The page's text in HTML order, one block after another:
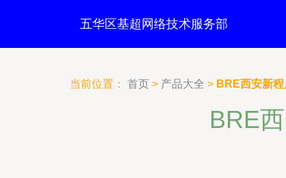
五华区基超网络技术服务部
当前位置： 首页 > 产品大全 > BRE西安新
BRE